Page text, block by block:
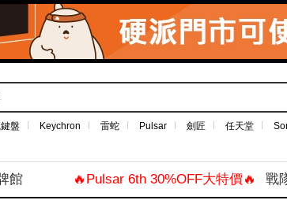
盤 Keychron 雷蛇 Pulsar 劍匠 任天堂
館 🔥Pulsar 6th 30%OFF大特價🔥 戰